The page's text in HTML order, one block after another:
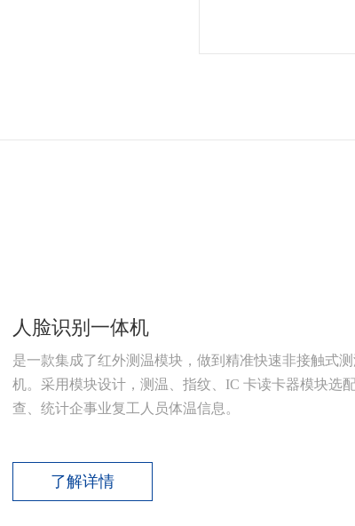
人脸识别一体机
是一款集成了红外测温模块，做到精准快速非接触式
机。采用模块设计，测温、指纹、IC 卡读卡器模块选
查、统计企事业复工人员体温信息。
了解详情